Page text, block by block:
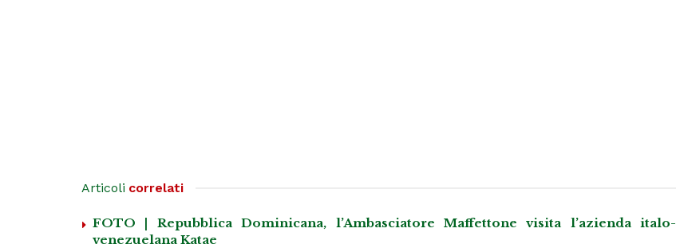
Articoli correlati
FOTO | Repubblica Dominicana, l’Ambasciatore Maffettone visita l’azienda italo-
venezuelana Katae